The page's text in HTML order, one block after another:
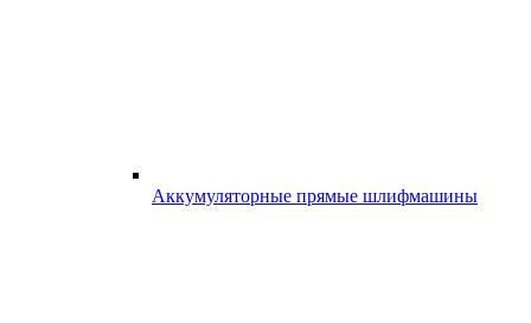
Аккумуляторные прямые шлифмашины